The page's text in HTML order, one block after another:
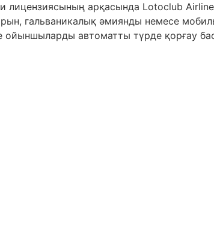
лицензиясының арқасында Lotoclub
гальваникалық әмиянды немесе
ойыншыларды автоматты түрде қорғау